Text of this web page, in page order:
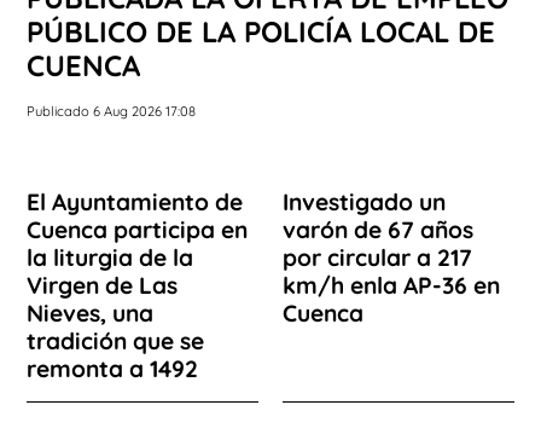
PÚBLICO DE LA POLICÍA LOCAL DE
CUENCA
Publicado 6 Aug 2026 17:08
El Ayuntamiento de
Cuenca participa en
la liturgia de la
Virgen de Las
Nieves, una
tradición que se
remonta a 1492
Investigado un
varón de 67 años
por circular a 217
km/h enla AP-36 en
Cuenca